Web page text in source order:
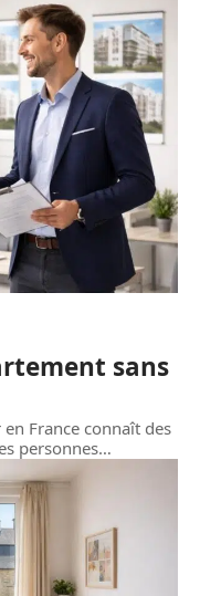
sans
France connaît des
personnes…